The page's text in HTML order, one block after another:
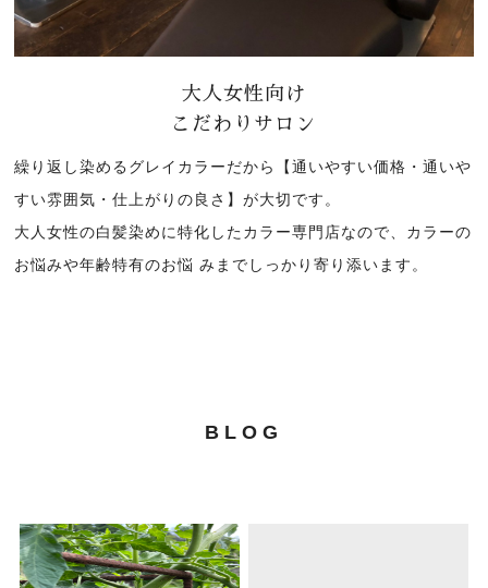
大人女性向け
こだわりサロン
繰り返し染めるグレイカラーだから【通いやすい価格・通いや
すい雰囲気・仕上がりの良さ】が大切です。
大人女性の白髪染めに特化したカラー専門店なので、カラーの
お悩みや年齢特有のお悩 みまでしっかり寄り添います。
BLOG